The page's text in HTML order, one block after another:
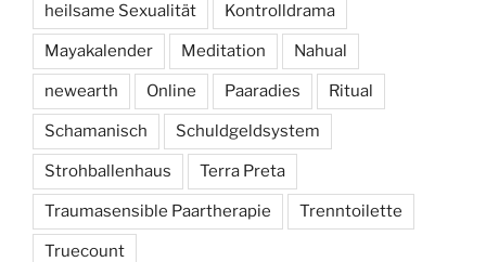
heilsame Sexualität Kontrolldrama
Mayakalender Meditation Nahual
newearth Online Paaradies Ritual
Schamanisch Schuldgeldsystem
Strohballenhaus Terra Preta
Traumasensible Paartherapie Trenntoilette
Truecount